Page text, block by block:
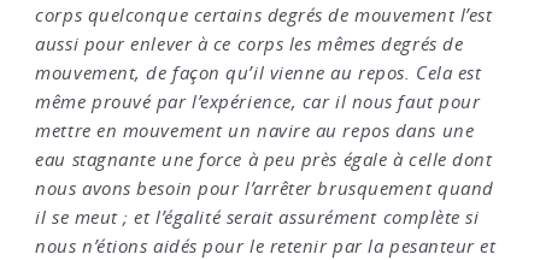
corps quelconque certains degrés de mouvement l’est
aussi pour enlever à ce corps les mêmes degrés de
mouvement, de façon qu’il vienne au repos. Cela est
même prouvé par l’expérience, car il nous faut pour
mettre en mouvement un navire au repos dans une
eau stagnante une force à peu près égale à celle dont
nous avons besoin pour l’arrêter brusquement quand
il se meut ; et l’égalité serait assurément complète si
nous n’étions aidés pour le retenir par la pesanteur et